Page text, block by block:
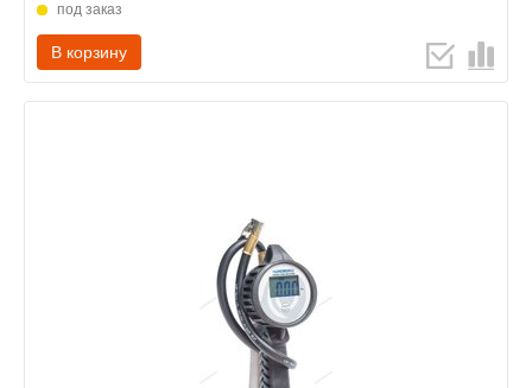
под заказ
В корзину